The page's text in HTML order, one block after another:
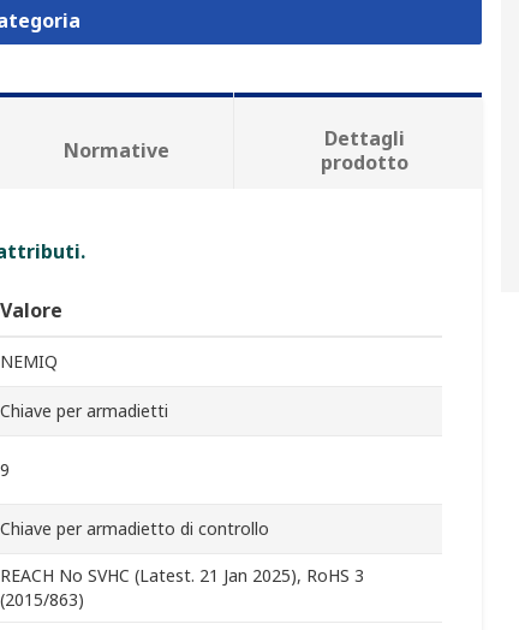
Normative
Dettagli
prodotto
Valore
NEMIQ
Chiave per armadietti
9
Chiave per armadietto di controllo
REACH No SVHC (Latest. 21 Jan 2025), RoHS 3
(2015/863)